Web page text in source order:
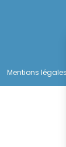
Mentions légales